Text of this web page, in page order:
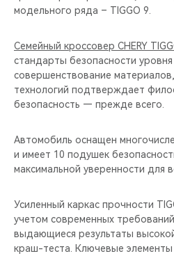
модельного ряда – TIGGO 9.
Семейный кроссовер CHERY
стандарты безопасности
совершенствование
технологий подтверждает
безопасность — прежде всего.
Автомобиль оснащен
и имеет 10 подушек
максимальной уверенности для
Усиленный каркас прочности
учетом современных
выдающиеся результаты
краш-теста. Ключевые элементы